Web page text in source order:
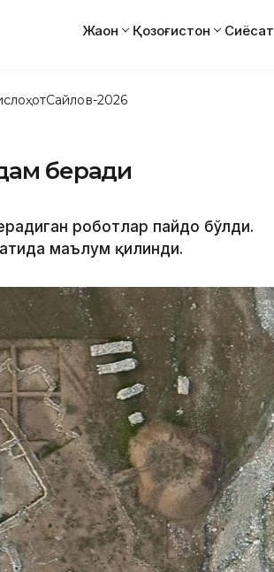
Жаҳон Қозоғистон Сиёсат
Сайлов-2026
беради
роботлар пайдо бўлди.
маълум қилинди.